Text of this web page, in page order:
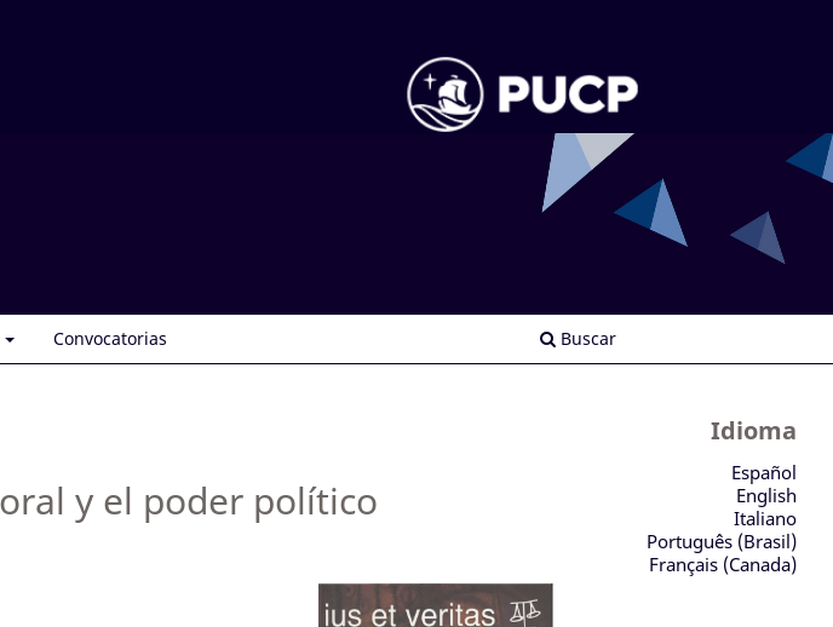
Convocatorias Buscar
y el poder político
Idioma
Español
English
Italiano
Português (Brasil)
Français (Canada)